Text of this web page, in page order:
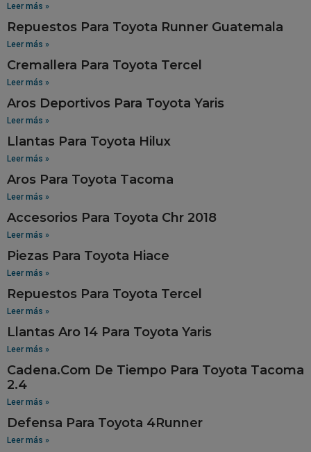
Leer más »
Repuestos Para Toyota Runner Guatemala
Leer más »
Cremallera Para Toyota Tercel
Leer más »
Aros Deportivos Para Toyota Yaris
Leer más »
Llantas Para Toyota Hilux
Leer más »
Aros Para Toyota Tacoma
Leer más »
Accesorios Para Toyota Chr 2018
Leer más »
Piezas Para Toyota Hiace
Leer más »
Repuestos Para Toyota Tercel
Leer más »
Llantas Aro 14 Para Toyota Yaris
Leer más »
Cadena.Com De Tiempo Para Toyota Tacoma
2.4
Leer más »
Defensa Para Toyota 4Runner
Leer más »